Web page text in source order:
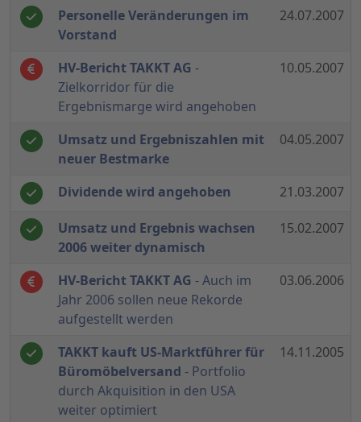
Personelle Veränderungen im
Vorstand
24.07.2007
HV-Bericht TAKKT AG -
Zielkorridor für die
Ergebnismarge wird angehoben
10.05.2007
Umsatz und Ergebniszahlen mit
neuer Bestmarke
04.05.2007
Dividende wird angehoben 21.03.2007
Umsatz und Ergebnis wachsen
2006 weiter dynamisch
15.02.2007
HV-Bericht TAKKT AG - Auch im
Jahr 2006 sollen neue Rekorde
aufgestellt werden
03.06.2006
TAKKT kauft US-Marktführer für
Büromöbelversand - Portfolio
durch Akquisition in den USA
weiter optimiert
14.11.2005